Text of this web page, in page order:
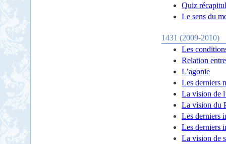
Quiz
Le sens du
1431 (2009-2010)
Les
Relation
L’agonie
Les derniers
La vision de
La vision du
Les derniers
Les derniers
La vision de